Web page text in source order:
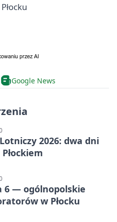
Google News
2026: dwa dni
6 — ogólnopolskie
w Płocku